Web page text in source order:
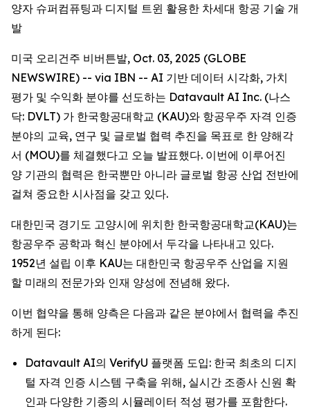
양자 슈퍼컴퓨팅과 디지털 트윈 활용한 차세대 항공 기술 개
발
미국 오리건주 비버튼발, Oct. 03, 2025 (GLOBE
NEWSWIRE) -- via IBN -- AI 기반 데이터 시각화, 가치
평가 및 수익화 분야를 선도하는 Datavault AI Inc. (나스
닥: DVLT) 가 한국항공대학교 (KAU)와 항공우주 자격 인증
분야의 교육, 연구 및 글로벌 협력 추진을 목표로 한 양해각
서 (MOU)를 체결했다고 오늘 발표했다. 이번에 이루어진
양 기관의 협력은 한국뿐만 아니라 글로벌 항공 산업 전반에
걸쳐 중요한 시사점을 갖고 있다.
대한민국 경기도 고양시에 위치한 한국항공대학교(KAU)는
항공우주 공학과 혁신 분야에서 두각을 나타내고 있다.
1952년 설립 이후 KAU는 대한민국 항공우주 산업을 지원
할 미래의 전문가와 인재 양성에 전념해 왔다.
이번 협약을 통해 양측은 다음과 같은 분야에서 협력을 추진
하게 된다:
Datavault AI의 VerifyU 플랫폼 도입: 한국 최초의 디지
털 자격 인증 시스템 구축을 위해, 실시간 조종사 신원 확
인과 다양한 기종의 시뮬레이터 적성 평가를 포함한다.